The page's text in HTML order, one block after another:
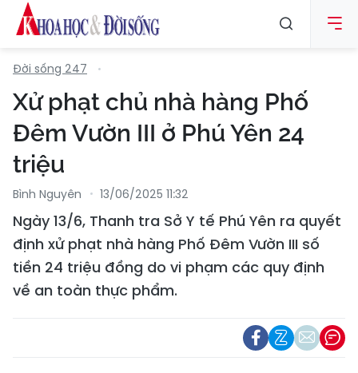
Đời sống 247
Xử phạt chủ nhà hàng Phố
Đêm Vườn III ở Phú Yên 24
triệu
Bình Nguyên 13/06/2025 11:32
Ngày 13/6, Thanh tra Sở Y tế Phú Yên ra quyết
định xử phạt nhà hàng Phố Đêm Vườn III số
tiền 24 triệu đồng do vi phạm các quy định
về an toàn thực phẩm.